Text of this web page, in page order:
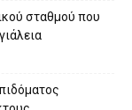
σταθμού που